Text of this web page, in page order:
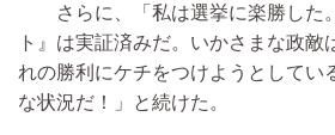
さらに、「私は選挙に楽勝した
ト』は実証済みだ。いかさまな政敵
れの勝利にケチをつけようとしてい
な状況だ！」と続けた。